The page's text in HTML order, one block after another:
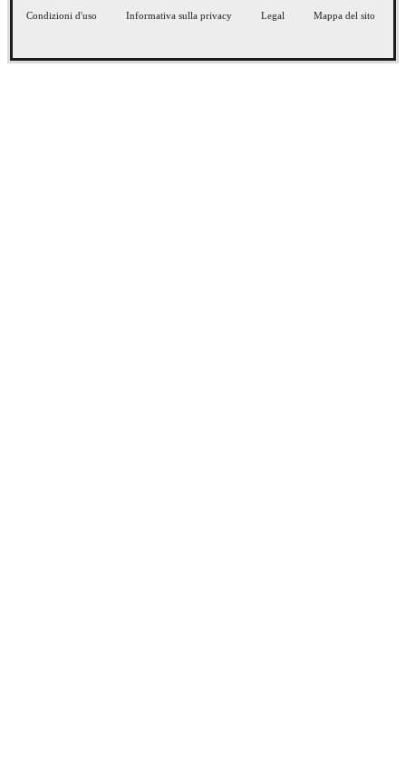
Condizioni d'uso Informativa sulla privacy Legal Mappa del sito